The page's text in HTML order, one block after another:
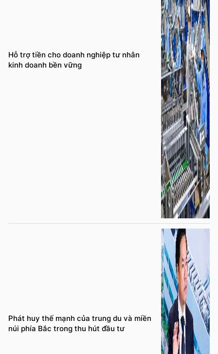
Hỗ trợ tiền cho doanh nghiệp tư nhân
kinh doanh bền vững
Phát huy thế mạnh của trung du và miền
núi phía Bắc trong thu hút đầu tư